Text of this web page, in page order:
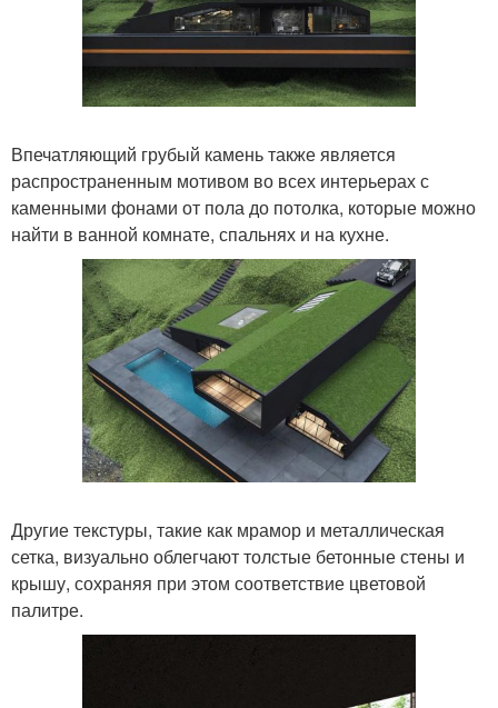
Впечатляющий грубый камень также является
распространенным мотивом во всех интерьерах с
каменными фонами от пола до потолка, которые можно
найти в ванной комнате, спальнях и на кухне.
Другие текстуры, такие как мрамор и металлическая
сетка, визуально облегчают толстые бетонные стены и
крышу, сохраняя при этом соответствие цветовой
палитре.